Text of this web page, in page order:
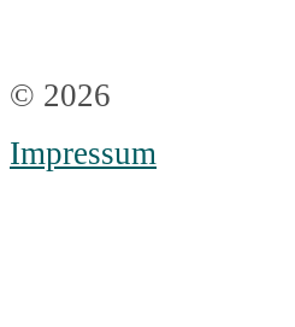
© 2026
Impressum